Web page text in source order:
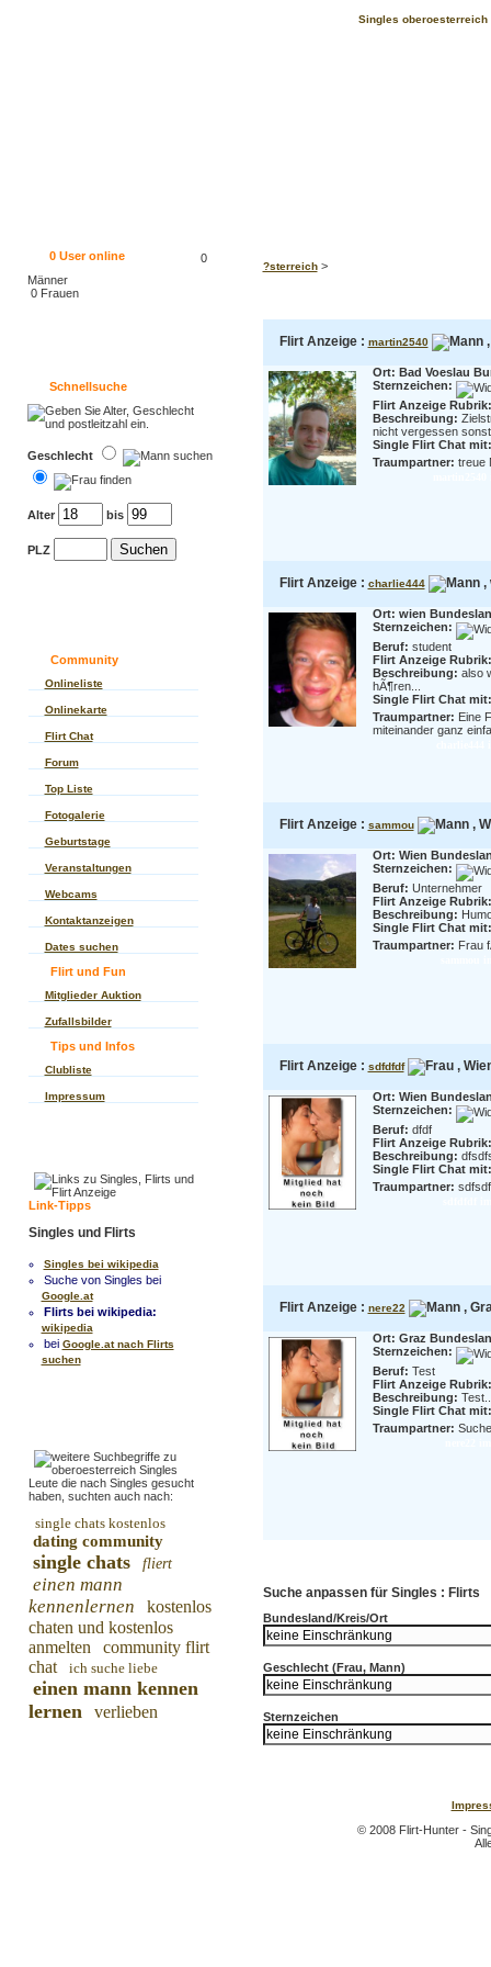
Singles oberoesterreich
0User online
0
Männer
0 Frauen
Schnellsuche
Geschlecht
Alter bis
PLZ
Community
Onlineliste
Onlinekarte
Flirt Chat
Forum
Top Liste
Fotogalerie
Geburtstage
Veranstaltungen
Webcams
Kontaktanzeigen
Dates suchen
Flirt und Fun
Mitglieder Auktion
Zufallsbilder
Tips und Infos
Clubliste
Impressum
Link-Tipps
Singles und Flirts
Singles bei wikipedia
Suche von Singles bei
Google.at
Flirts bei wikipedia:
wikipedia
bei Google.at nach Flirts
suchen
Leute die nach Singles gesucht
haben, suchten auch nach:
single chats kostenlos
dating community
single chats fliert
einen mann
kennenlernen
kostenlos
chaten und kostenlos
anmelten
community flirt
chat
ich suche liebe
einen mann kennen
lernen
verlieben
?sterreich>
Flirt Anzeige : martin2540 ,
Ort: Bad Voeslau
Sternzeichen:
Flirt Anzeige
Beschreibung:
nicht vergessen
Single Flirt Chat
Traumpartner: treue
Flirt Anzeige : charlie444 ,
Ort: wien
Sternzeichen:
Beruf: student
Flirt Anzeige
Beschreibung: also
hÃ¶ren...
Single Flirt Chat
Traumpartner: Eine
miteinander ganz
Flirt Anzeige : sammou ,
Ort: Wien
Sternzeichen:
Beruf: Unternehmer
Flirt Anzeige
Beschreibung:
Single Flirt Chat
Traumpartner: Frau
Flirt Anzeige : sdfdfdf ,
Ort: Wien
Sternzeichen:
Beruf: dfdf
Flirt Anzeige
Beschreibung:
Single Flirt Chat
Traumpartner:
Flirt Anzeige : nere22 ,
Ort: Graz
Sternzeichen:
Beruf: Test
Flirt Anzeige
Beschreibung:
Single Flirt Chat
Traumpartner:
Suche anpassen für Singles : Flirts
Bundesland/Kreis/Ort
Geschlecht (Frau, Mann)
Sternzeichen
© 2008 Flirt-Hunter -